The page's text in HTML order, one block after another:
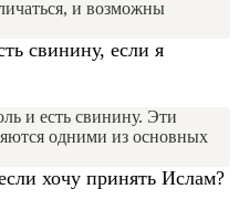
и возможны
свинину, если я
и есть свинину. Эти
одними из основных
хочу принять Ислам?